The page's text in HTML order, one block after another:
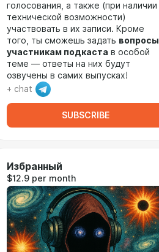
голосования, а также (при наличии
технической возможности)
участвовать в их записи. Кроме
того, ты сможешь задать вопросы
участникам подкаста в особой
теме — ответы на них будут
озвучены в самих выпусках!
+ chat
SUBSCRIBE
Избранный
$12.9 per month